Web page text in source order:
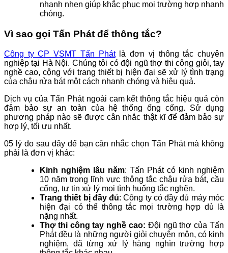
nhanh nhẹn giúp khắc phục mọi trường hợp nhanh
chóng.
Vì sao gọi Tấn Phát để thông tắc?
Công ty CP VSMT Tấn Phátlà đơn vị thông tắc chuyên
nghiệp tại Hà Nội. Chúng tôi có đội ngũ thợ thi công giỏi, tay
nghề cao, cộng với trang thiết bị hiện đại sẽ xử lý tình trạng
của chậu rửa bát một cách nhanh chóng và hiệu quả.
Dịch vụ của Tấn Phát ngoài cam kết thông tắc hiệu quả còn
đảm bảo sự an toàn của hệ thống ống cống. Sử dụng
phương pháp nào sẽ được cân nhắc thật kĩ để đảm bảo sự
hợp lý, tối ưu nhất.
05 lý do sau đây để bạn cân nhắc chọn Tấn Phát mà không
phải là đơn vị khác:
Kinh nghiệm lâu năm: Tấn Phát có kinh nghiệm
10 năm trong lĩnh vực thông tắc chậu rửa bát, cầu
cống, tự tin xử lý mọi tình huống tắc nghẽn.
Trang thiết bị đầy đủ: Công ty có đầy đủ máy móc
hiện đại có thể thông tắc mọi trường hợp dù là
nặng nhất.
Thợ thi công tay nghề cao: Đội ngũ thợ của Tấn
Phát đều là những người giỏi chuyên môn, có kinh
nghiệm, đã từng xử lý hàng nghìn trường hợp